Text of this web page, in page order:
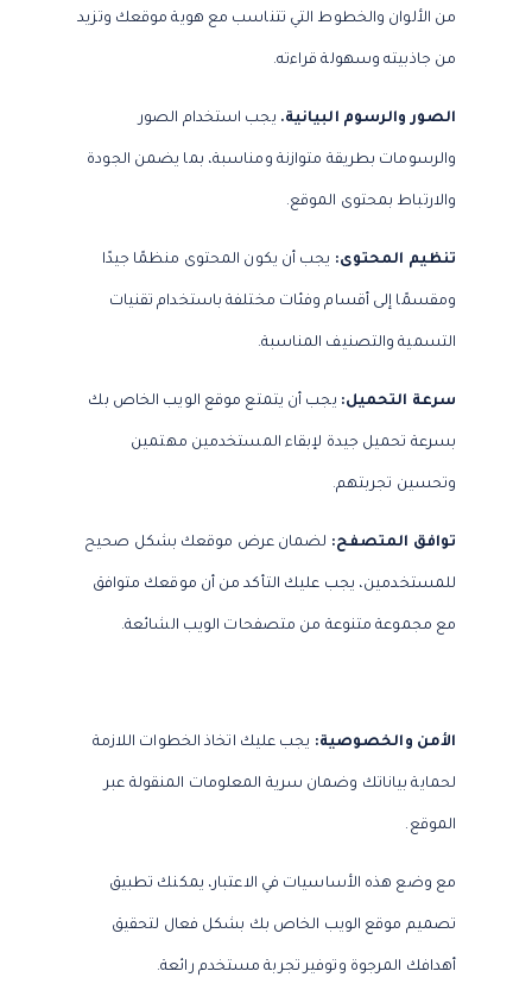
من الألوان والخطوط التي تتناسب مع هوية موقعك وتزيد
من جاذبيته وسهولة قراءته.
الصور والرسوم البيانية. يجب استخدام الصور
والرسومات بطريقة متوازنة ومناسبة، بما يضمن الجودة
والارتباط بمحتوى الموقع.
تنظيم المحتوى: يجب أن يكون المحتوى منظمًا جيدًا
ومقسمًا إلى أقسام وفئات مختلفة باستخدام تقنيات
التسمية والتصنيف المناسبة.
سرعة التحميل: يجب أن يتمتع موقع الويب الخاص بك
بسرعة تحميل جيدة لإبقاء المستخدمين مهتمين
وتحسين تجربتهم.
توافق المتصفح: لضمان عرض موقعك بشكل صحيح
للمستخدمين، يجب عليك التأكد من أن موقعك متوافق
مع مجموعة متنوعة من متصفحات الويب الشائعة.
الأمن والخصوصية: يجب عليك اتخاذ الخطوات اللازمة
لحماية بياناتك وضمان سرية المعلومات المنقولة عبر
الموقع.
مع وضع هذه الأساسيات في الاعتبار، يمكنك تطبيق
تصميم موقع الويب الخاص بك بشكل فعال لتحقيق
أهدافك المرجوة وتوفير تجربة مستخدم رائعة.